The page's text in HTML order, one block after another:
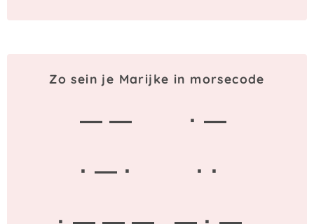
Zo sein je Marijke in morsecode
— —
· —
· — ·
· ·